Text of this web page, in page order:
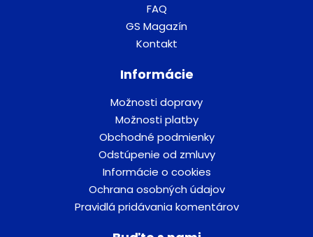
FAQ
GS Magazín
Kontakt
Informácie
Možnosti dopravy
Možnosti platby
Obchodné podmienky
Odstúpenie od zmluvy
Informácie o cookies
Ochrana osobných údajov
Pravidlá pridávania komentárov